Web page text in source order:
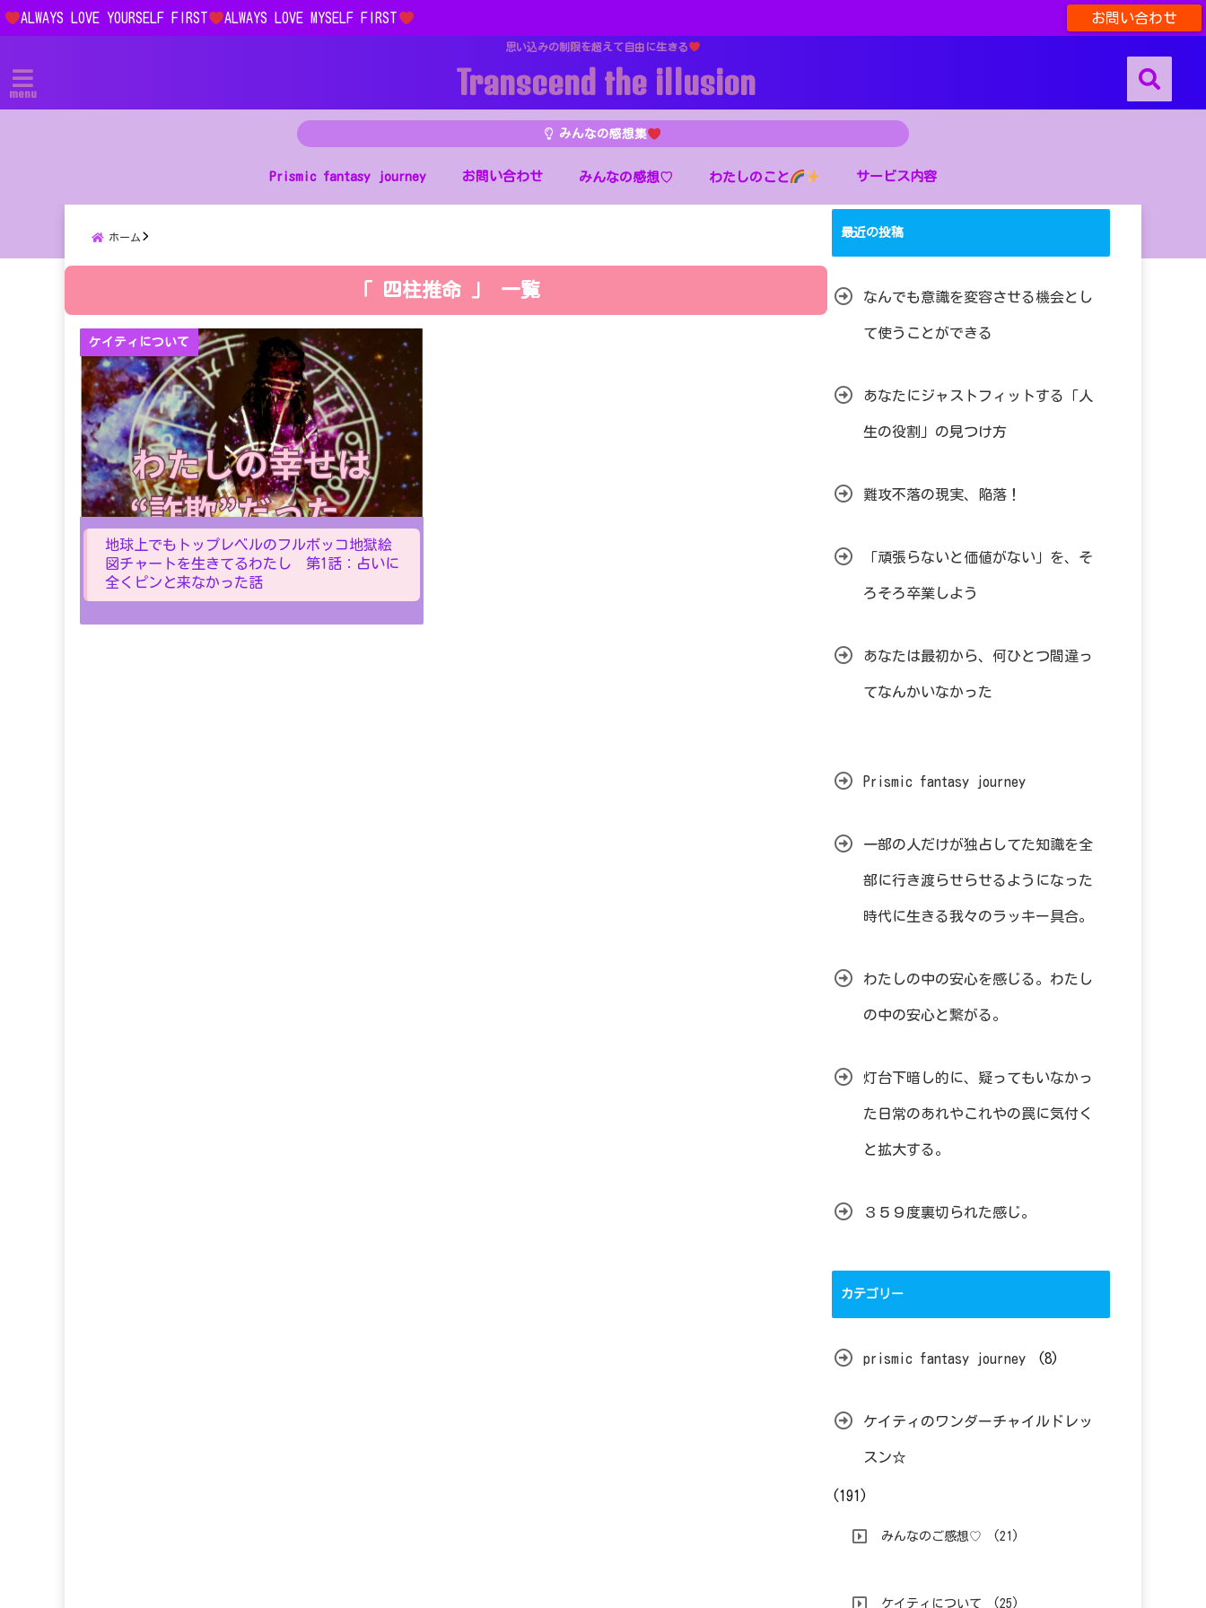
ALWAYS LOVE YOURSELF FIRST ALWAYS LOVE MYSELF FIRST お問い合わせ
思い込みの制限を超えて自由に生きる
menu Transcend the illusion
みんなの感想集
Prismic fantasy journey お問い合わせ みんなの感想♡ わたしのこと サービス内容
ホーム
「 四柱推命 」 一覧
ケイティについて
地球上でもトップレベルのフルボッコ地獄絵
図チャートを生きてるわたし 第1話：占いに
全くピンと来なかった話
最近の投稿
なんでも意識を変容させる機会とし
て使うことができる
あなたにジャストフィットする「人
生の役割」の見つけ方
難攻不落の現実、陥落！
「頑張らないと価値がない」を、そ
ろそろ卒業しよう
あなたは最初から、何ひとつ間違っ
てなんかいなかった
Prismic fantasy journey
一部の人だけが独占してた知識を全
部に行き渡らせらせるようになった
時代に生きる我々のラッキー具合。
わたしの中の安心を感じる。わたし
の中の安心と繋がる。
灯台下暗し的に、疑ってもいなかっ
た日常のあれやこれやの罠に気付く
と拡大する。
３５９度裏切られた感じ。
カテゴリー
prismic fantasy journey (8)
ケイティのワンダーチャイルドレッ
スン☆
(191)
みんなのご感想♡ (21)
ケイティについて (25)